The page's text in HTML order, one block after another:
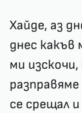
Хайде, аз
днес какъв
ми
се срещал